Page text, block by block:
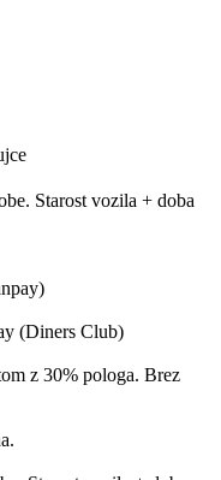
Starost vozila + doba
(Diners Club)
z 30% pologa. Brez